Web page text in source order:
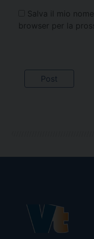
Salva il mio
browser per la